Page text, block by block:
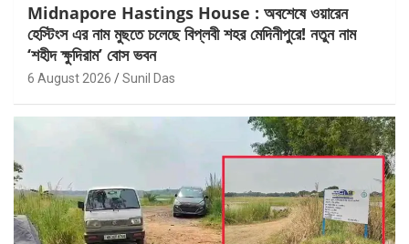
Midnapore Hastings House : অবশেষে ওয়ারেন
হেস্টিংস এর নাম মুছতে চলেছে বিপ্লবী শহর মেদিনীপুরে! নতুন নাম
‘শহীদ ক্ষুদিরাম’ বোস ভবন
6 August 2026 Sunil Das